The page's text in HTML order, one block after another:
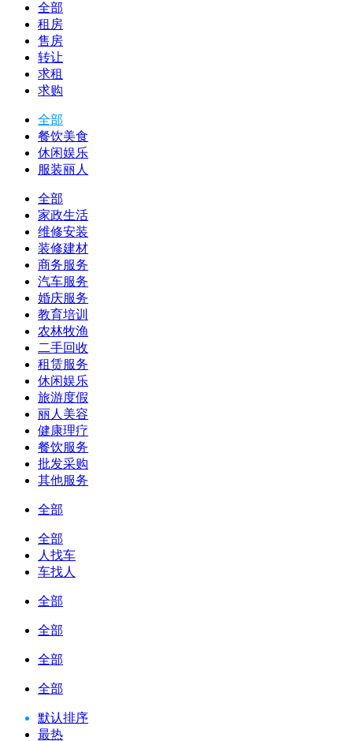
全部
租房
售房
转让
求租
求购
全部
餐饮美食
休闲娱乐
服装丽人
全部
家政生活
维修安装
装修建材
商务服务
汽车服务
婚庆服务
教育培训
农林牧渔
二手回收
租赁服务
休闲娱乐
旅游度假
丽人美容
健康理疗
餐饮服务
批发采购
其他服务
全部
全部
人找车
车找人
全部
全部
全部
全部
默认排序
最热